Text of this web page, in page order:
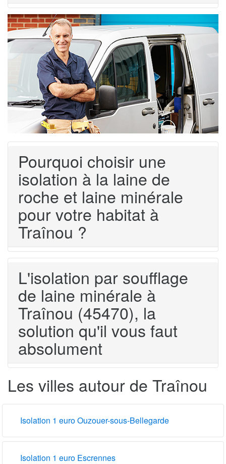
Pourquoi choisir une
isolation à la laine de
roche et laine minérale
pour votre habitat à
Traînou ?
L'isolation par soufflage
de laine minérale à
Traînou (45470), la
solution qu'il vous faut
absolument
Les villes autour de Traînou
Isolation 1 euro Ouzouer-sous-Bellegarde
Isolation 1 euro Escrennes